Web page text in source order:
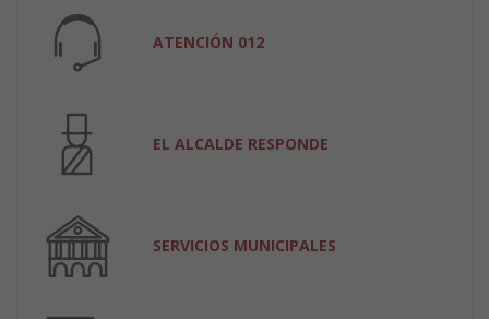
ATENCIÓN 012
EL ALCALDE RESPONDE
SERVICIOS MUNICIPALES